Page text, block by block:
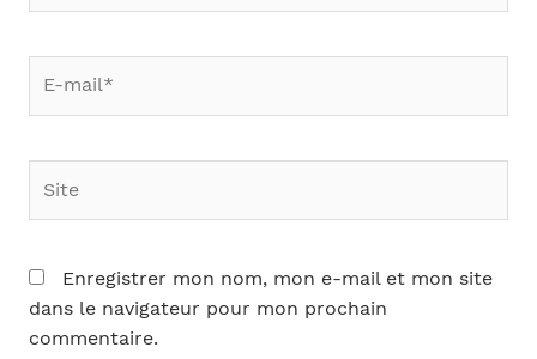
Enregistrer mon nom, mon e-mail et mon site
dans le navigateur pour mon prochain
commentaire.